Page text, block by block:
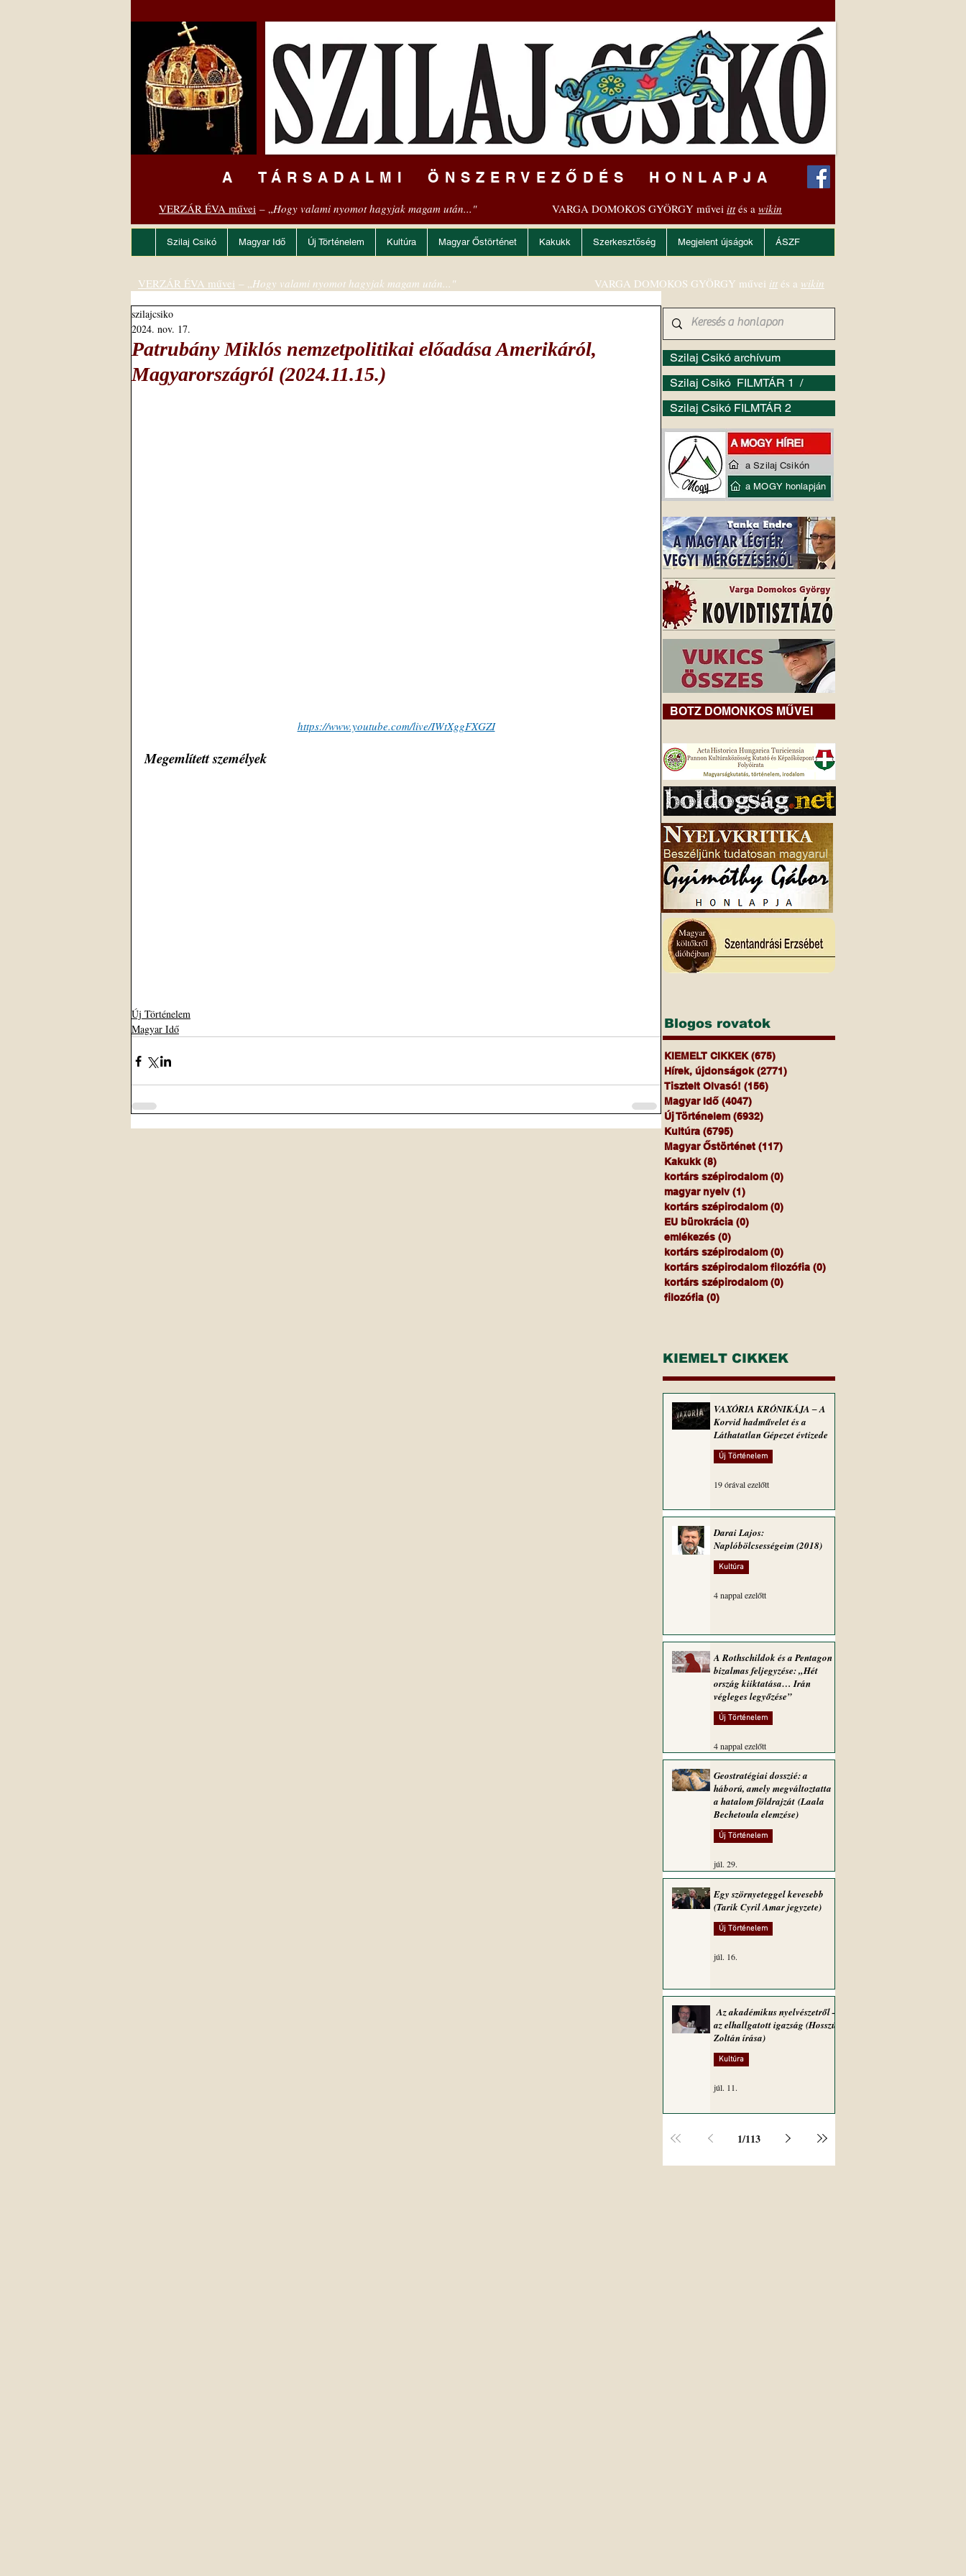
A TÁRSADALMI ÖNSZERVEZŐDÉS HONLAPJA
VERZÁR ÉVA művei – „Hogy valami nyomot hagyjak magam után..." VARGA DOMOKOS GYÖRGY művei ittés a wikin
Szilaj Csikó Magyar Idő Új Történelem Kultúra Magyar Őstörténet Kakukk Szerkesztőség Megjelent újságok ÁSZF
Patrubány Miklós nemzetpolitikai előadása Amerikáról,
Magyarországról (2024.11.15.)
szilajcsiko
2024. nov. 17.
https://www.youtube.com/live/IWtXggFXGZI
Megemlített személyek
Új Történelem
Magyar Idő
Szilaj Csikó archívum
Szilaj Csikó FILMTÁR 1 /
Szilaj Csikó FILMTÁR 2
VERZÁR ÉVA művei – „Hogy valami nyomot hagyjak magam után..." VARGA DOMOKOS GYÖRGY művei itt és a wikin
BOTZ DOMONKOS MŰVEI
Blogos rovatok
KIEMELT CIKKEK (675)
Hírek, újdonságok (2771)
Tisztelt Olvasó! (156)
Magyar Idő (4047)
Új Történelem (6932)
Kultúra (6795)
Magyar Őstörténet (117)
Kakukk (8)
kortárs szépirodalom (0)
magyar nyelv (1)
kortárs szépirodalom (0)
EU bürokrácia (0)
emlékezés (0)
kortárs szépirodalom (0)
kortárs szépirodalom filozófia (0)
kortárs szépirodalom (0)
filozófia (0)
KIEMELT CIKKEK
VAXÓRIA KRÓNIKÁJA ‒ A
Korvid hadművelet és a
Láthatatlan Gépezet évtizede
Új Történelem
19 órával ezelőtt
Darai Lajos:
Naplóbölcsességeim (2018)
Kultúra
4 nappal ezelőtt
A Rothschildok és a Pentagon
bizalmas feljegyzése: „Hét
ország kiiktatása… Irán
végleges legyőzése”
Új Történelem
4 nappal ezelőtt
Geostratégiai dosszié: a
háború, amely megváltoztatta
a hatalom földrajzát (Laala
Bechetoula elemzése)
Új Történelem
júl. 29.
Egy szörnyeteggel kevesebb
(Tarik Cyril Amar jegyzete)
Új Történelem
júl. 16.
Az akadémikus nyelvészetről –
az elhallgatott igazság (Hosszú
Zoltán írása)
Kultúra
júl. 11.
1/113
a Szilaj Csikón
a MOGY honlapján